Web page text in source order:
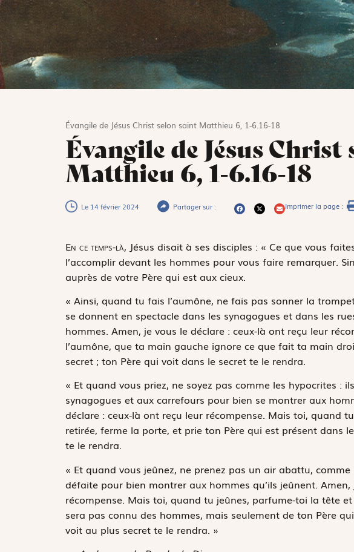
Évangile de Jésus Christ selon saint Matthieu 6, 1-6.16-18
Évangile de Jésus Christ
Matthieu 6, 1-6.16-18
Le 14 février 2024 Partager sur : Imprimer la page :
En ce temps-là, Jésus disait à ses disciples : « Ce que vous
l’accomplir devant les hommes pour vous faire remarquer.
auprès de votre Père qui est aux cieux.
« Ainsi, quand tu fais l’aumône, ne fais pas sonner la
se donnent en spectacle dans les synagogues et dans les
hommes. Amen, je vous le déclare : ceux-là ont reçu leur
l’aumône, que ta main gauche ignore ce que fait ta main
secret ; ton Père qui voit dans le secret te le rendra.
« Et quand vous priez, ne soyez pas comme les hypocrites :
synagogues et aux carrefours pour bien se montrer aux
déclare : ceux-là ont reçu leur récompense. Mais toi, quand
retirée, ferme la porte, et prie ton Père qui est présent dans
te le rendra.
« Et quand vous jeûnez, ne prenez pas un air abattu,
défaite pour bien montrer aux hommes qu’ils jeûnent.
récompense. Mais toi, quand tu jeûnes, parfume-toi la tête
sera pas connu des hommes, mais seulement de ton Père
voit au plus secret te le rendra. »